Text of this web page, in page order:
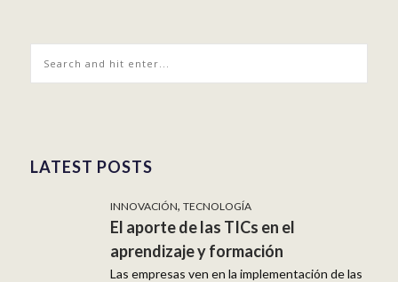
LATEST POSTS
INNOVACIÓN, TECNOLOGÍA
El aporte de las TICs en el
aprendizaje y formación
Las empresas ven en la implementación de las